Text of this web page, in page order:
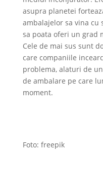
asupra planetei
ambalajelor sa vina
sa poata oferi un grad
Cele de mai sus sunt
care companiile
problema, alaturi de
de ambalare pe care
moment.
Foto: freepik